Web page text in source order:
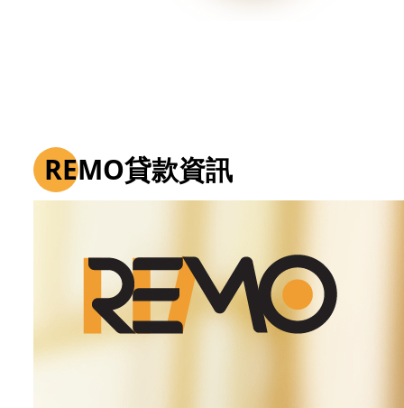
REMO貸款資訊